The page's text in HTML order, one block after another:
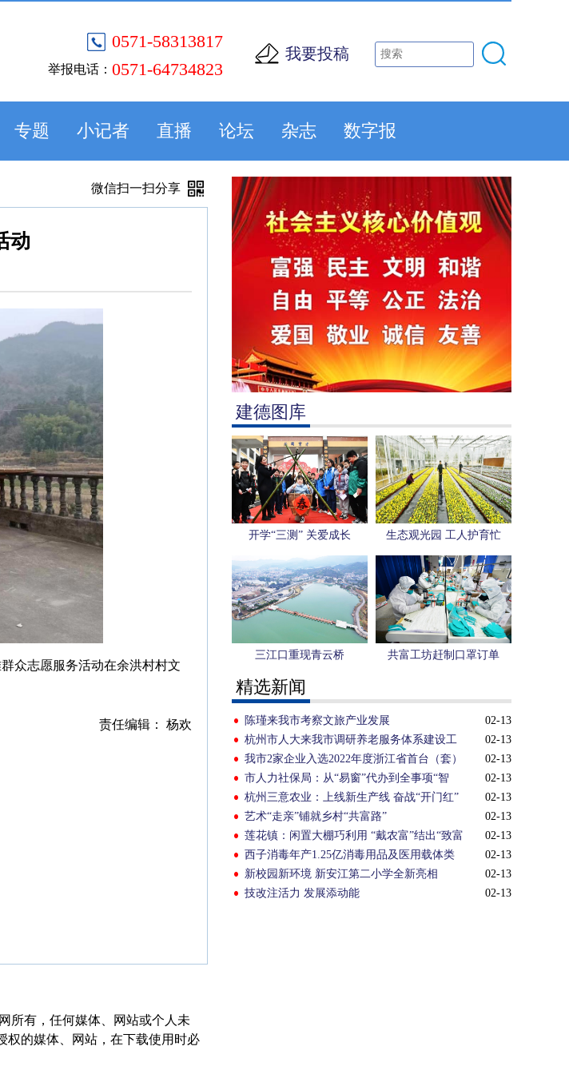
0571-58313817
举报电话： 0571-64734823
我要投稿
专题 小记者 直播 论坛 杂志 数字报
建德图库
开学“三测” 关爱成长 生态观光园 工人护育忙
三江口重现青云桥 共富工坊赶制口罩订单
精选新闻
02-13
陈瑾来我市考察文旅产业发展
02-13
杭州市人大来我市调研养老服务体系建设工
作
02-13
我市2家企业入选2022年度浙江省首台（套）
装备认定企业
02-13
市人力社保局：从“易窗”代办到全事项“智
办”
02-13
杭州三意农业：上线新生产线 奋战“开门红”
02-13
艺术“走亲”铺就乡村“共富路”
02-13
莲花镇：闲置大棚巧利用 “戴农富”结出“致富
果”
02-13
西子消毒年产1.25亿消毒用品及医用载体类
消毒棉签项目主体结顶
02-13
新校园新环境 新安江第二小学全新亮相
02-13
技改注活力 发展添动能
微信扫一扫分享
动
众志愿服务活动在余洪村村文
责任编辑： 杨欢
所有，任何媒体、网站或个人未
权的媒体、网站，在下载使用时必